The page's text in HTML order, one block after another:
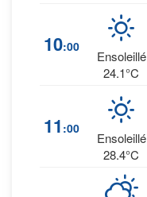
10:00
Ensoleillé
24.1°C
11 :00
Ensoleillé
28.4°C